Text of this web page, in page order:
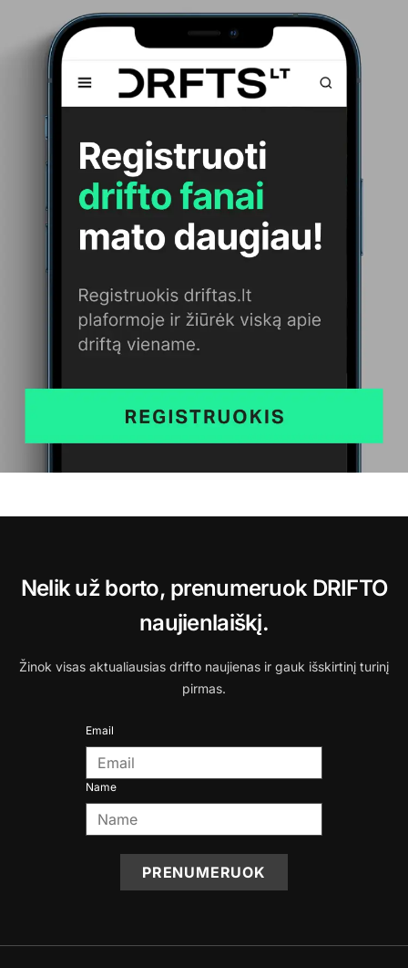
Nelik už borto, prenumeruok DRIFTO
naujienlaiškį.
Žinok visas aktualiausias drifto naujienas ir gauk išskirtinį turinį
pirmas.
Email
Name
PRENUMERUOK